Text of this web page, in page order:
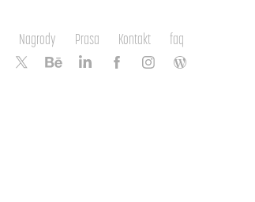
Nagrody Prasa Kontakt faq